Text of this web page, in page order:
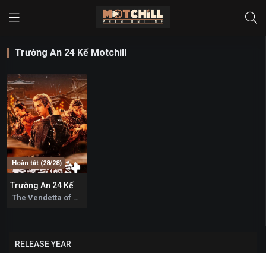
Trường An 24 Kế Motchill
Hoàn tất (28/28)
9.3
Trường An 24 Kế
The Vendetta of An 2025
RELEASE YEAR